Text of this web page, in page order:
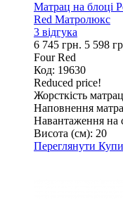
Матрац на блоці
Red Матролюкс
3 відгука
6 745 грн. 5 598
Four Red
Код: 19630
Reduced price!
Жорсткість
Наповнення
Навантаження на
Висота (см): 20
Переглянути